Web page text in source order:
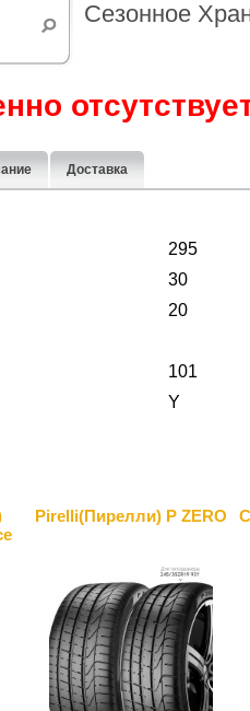
Сезонное
Доставка
295
30
20
101
Y
Pirelli(Пирелли) P ZERO